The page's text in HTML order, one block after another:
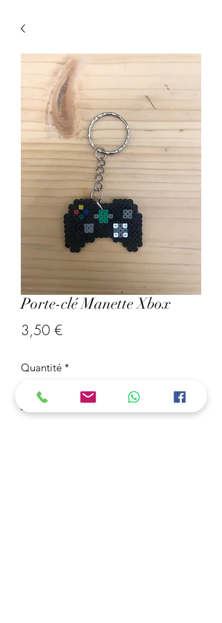
Porte-clé Manette Xbox
3,50 €Prix
Quantité *